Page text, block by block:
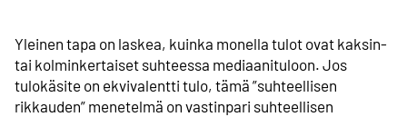
Yleinen tapa on laskea, kuinka monella tulot ovat kaksin-
tai kolminkertaiset suhteessa mediaanituloon. Jos
tulokäsite on ekvivalentti tulo, tämä ”suhteellisen
rikkauden” menetelmä on vastinpari suhteellisen